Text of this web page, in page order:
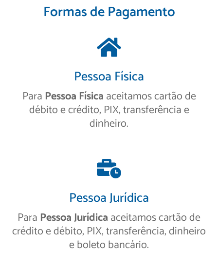
Formas de Pagamento
Pessoa Física
Para Pessoa Físicaaceitamos cartão de
débito e crédito, PIX, transferência e
dinheiro.
Pessoa Jurídica
Para Pessoa Jurídicaaceitamos cartão de
crédito e débito, PIX, transferência, dinheiro
e boleto bancário.